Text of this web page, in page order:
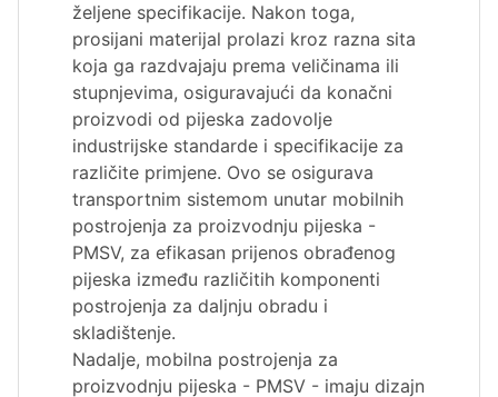
željene specifikacije. Nakon toga,
prosijani materijal prolazi kroz razna sita
koja ga razdvajaju prema veličinama ili
stupnjevima, osiguravajući da konačni
proizvodi od pijeska zadovolje
industrijske standarde i specifikacije za
različite primjene. Ovo se osigurava
transportnim sistemom unutar mobilnih
postrojenja za proizvodnju pijeska -
PMSV, za efikasan prijenos obrađenog
pijeska između različitih komponenti
postrojenja za daljnju obradu i
skladištenje.
Nadalje, mobilna postrojenja za
proizvodnju pijeska - PMSV - imaju dizajn